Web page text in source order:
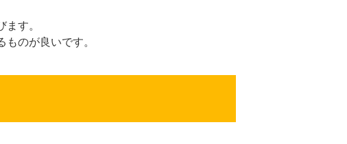
す。
のが良いです。